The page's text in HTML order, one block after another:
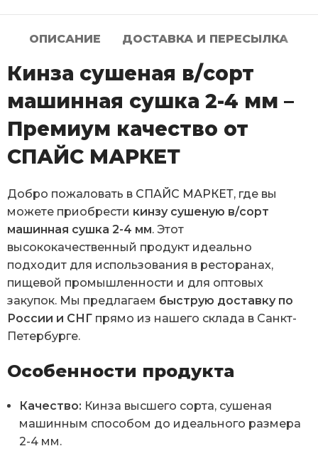
ОПИСАНИЕ ДОСТАВКА И ПЕРЕСЫЛКА
Кинза сушеная в/сорт
машинная сушка 2-4 мм –
Премиум качество от
СПАЙС МАРКЕТ
Добро пожаловать в СПАЙС МАРКЕТ, где вы
можете приобрести кинзу сушеную в/сорт
машинная сушка 2-4 мм. Этот
высококачественный продукт идеально
подходит для использования в ресторанах,
пищевой промышленности и для оптовых
закупок. Мы предлагаем быструю доставку по
России и СНГ прямо из нашего склада в Санкт-
Петербурге.
Особенности продукта
Качество: Кинза высшего сорта, сушеная
машинным способом до идеального размера
2-4 мм.